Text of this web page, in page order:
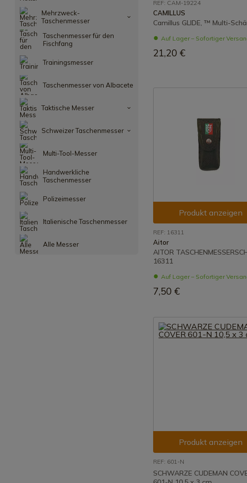
Mehrzweck-
Taschenmesser
Taschenmesser für den
Fischfang
Trainingsmesser
Taschenmesser von Albacete
Taktische Messer
Schweizer Taschenmesser
Multi-Tool-Messer
Handwerkliche
Taschenmesser
Polizeimesser
Italienische Taschenmesser
Alle Messer
REF: CAM-19224
CAMILLUS
Camillus GLIDE, ™ Multi-
Auf Lager – Sofortiger
21,20 €
Produkt anzeigen
REF: 16311
Aitor
AITOR
16311
Auf Lager – Sofortiger
7,50 €
Produkt anzeigen
REF: 601-N
SCHWARZE CUDEMAN